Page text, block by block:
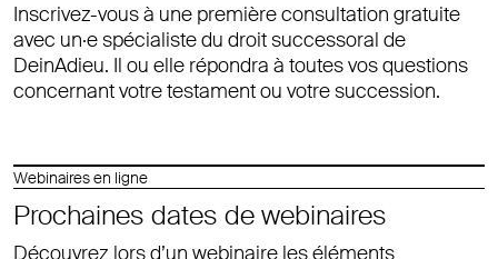
Inscrivez-vous à une première consultation gratuite
avec un·e spécialiste du droit successoral de
DeinAdieu. Il ou elle répondra à toutes vos questions
concernant votre testament ou votre succession.
Webinaires en ligne
Prochaines dates de webinaires